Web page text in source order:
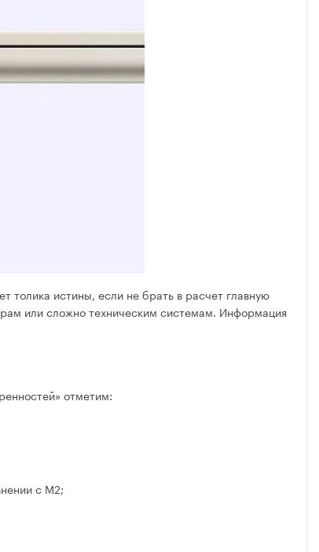
толика истины, если не брать в расчет главную
или сложно техническим системам. Информация
отметим:
с M2;